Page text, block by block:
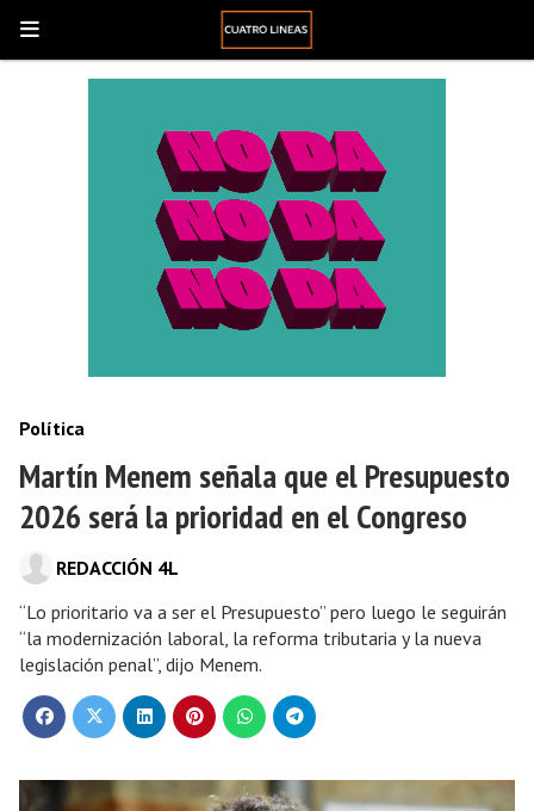
Martín Menem señala que el Presupuesto
2026 será la prioridad en el Congreso
“Lo prioritario va a ser el Presupuesto” pero luego le seguirán
“la modernización laboral, la reforma tributaria y la nueva
legislación penal”, dijo Menem.
Política
REDACCIÓN 4L